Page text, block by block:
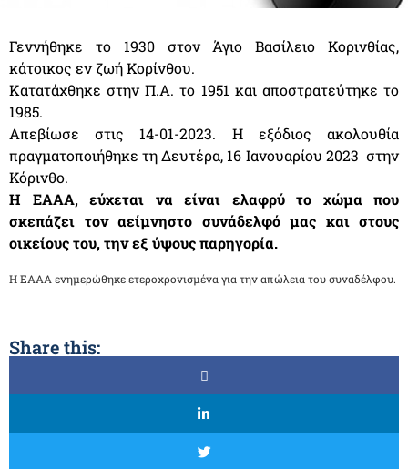
Γεννήθηκε το 1930 στον Άγιο Βασίλειο Κορινθίας,
κάτοικος εν ζωή Κορίνθου.
Κατατάχθηκε στην Π.Α. το 1951 και αποστρατεύτηκε το
1985.
Απεβίωσε στις 14-01-2023. Η εξόδιος ακολουθία
πραγματοποιήθηκε τη Δευτέρα, 16 Ιανουαρίου 2023 στην
Κόρινθο.
Η ΕΑΑΑ, εύχεται να είναι ελαφρύ το χώμα που
σκεπάζει τον αείμνηστο συνάδελφό μας και στους
οικείους του, την εξ ύψους παρηγορία.
Η ΕΑΑΑ ενημερώθηκε ετεροχρονισμένα για την απώλεια του συναδέλφου.
Share this: